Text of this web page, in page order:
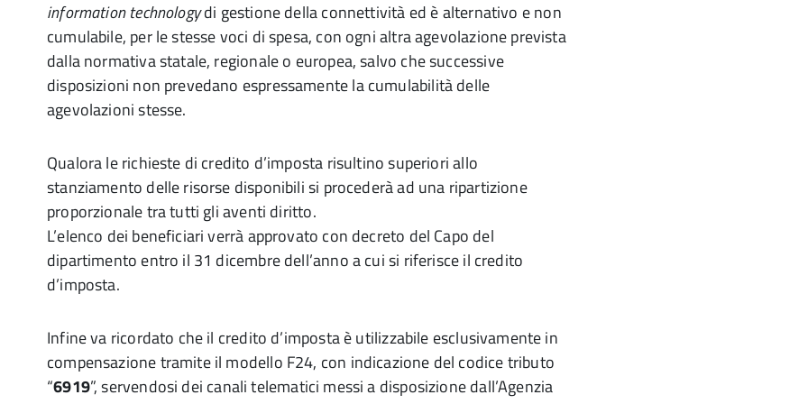
information technologydi gestione della connettività ed è alternativo e non
cumulabile, per le stesse voci di spesa, con ogni altra agevolazione prevista
dalla normativa statale, regionale o europea, salvo che successive
disposizioni non prevedano espressamente la cumulabilità delle
agevolazioni stesse.
Qualora le richieste di credito d’imposta risultino superiori allo
stanziamento delle risorse disponibili si procederà ad una ripartizione
proporzionale tra tutti gli aventi diritto.
L’elenco dei beneficiari verrà approvato con decreto del Capo del
dipartimento entro il 31 dicembre dell’anno a cui si riferisce il credito
d’imposta.
Infine va ricordato che il credito d’imposta è utilizzabile esclusivamente in
compensazione tramite il modello F24, con indicazione del codice tributo
“6919”, servendosi dei canali telematici messi a disposizione dall’Agenzia